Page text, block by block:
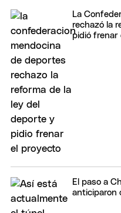
La
rechazó la
pidió frenar
El paso a
anticiparon